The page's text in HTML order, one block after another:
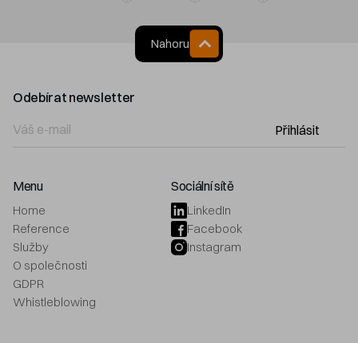
Nahoru
Menu
Home
Reference
Služby
O společnosti
GDPR
Whistleblowing
Sociální sítě
LinkedIn
Facebook
Instagram
Odebírat newsletter
Přihlásit